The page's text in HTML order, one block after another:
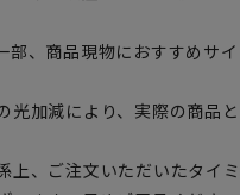
、商品現物におすすめサイ
加減により、実際の商品と
、ご注文いただいたタイミ